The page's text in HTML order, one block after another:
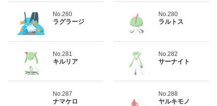
No.260
ラグラージ
No.280
ラルトス
No.281
キルリア
No.282
サーナイト
No.287
ナマケロ
No.288
ヤルキモノ